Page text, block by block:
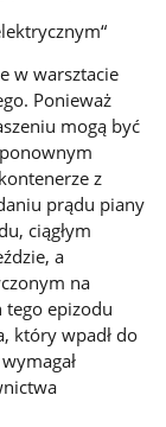
w warsztacie
Ponieważ
mogą być
z
prądu piany
ciągłym
a
na
tego epizodu
który wpadł do